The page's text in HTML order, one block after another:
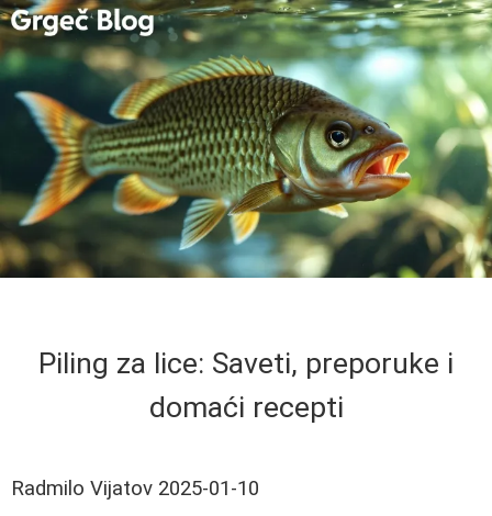
Piling za lice: Saveti, preporuke i
domaći recepti
Radmilo Vijatov 2025-01-10